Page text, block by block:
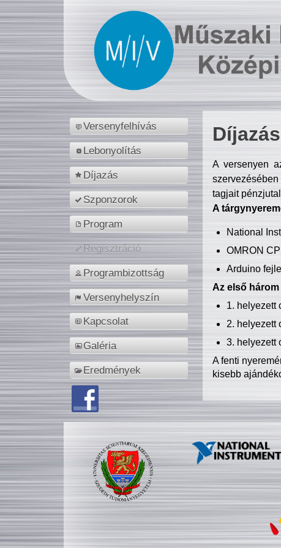
Versenyfelhívás
Lebonyolítás
Díjazás
Szponzorok
Program
Regisztráció
Programbizottság
Versenyhelyszín
Kapcsolat
Galéria
Eredmények
Díjazás
A versenyen
tagjait
A
National
OMRON
Arduino
Az első
1. helyezett
2. helyezett
3. helyezett
A fenti
kisebb